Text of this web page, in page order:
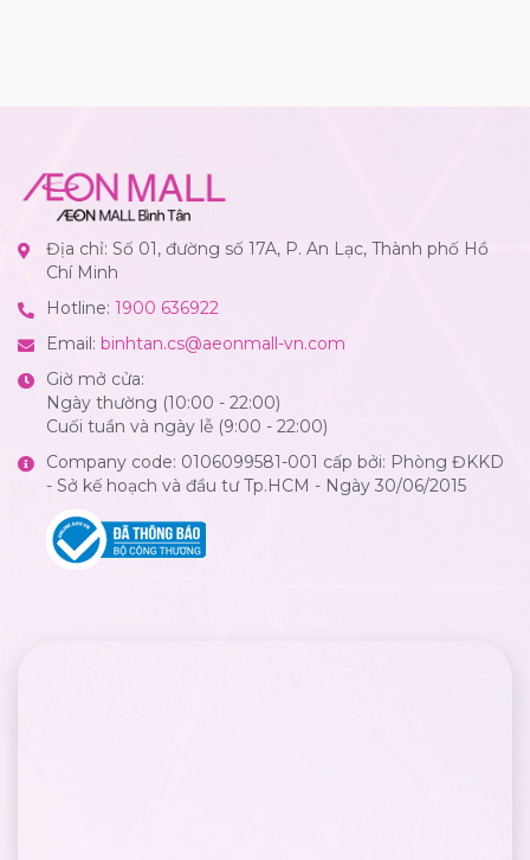
Địa chỉ: Số 01, đường số 17A, P. An Lạc, Thành phố Hồ
Chí Minh
Hotline: 1900 636922
Email: binhtan.cs@aeonmall-vn.com
Giờ mở cửa:
Ngày thường (10:00 - 22:00)
Cuối tuần và ngày lễ (9:00 - 22:00)
Company code: 0106099581-001 cấp bởi: Phòng ĐKKD
- Sở kế hoạch và đầu tư Tp.HCM - Ngày 30/06/2015